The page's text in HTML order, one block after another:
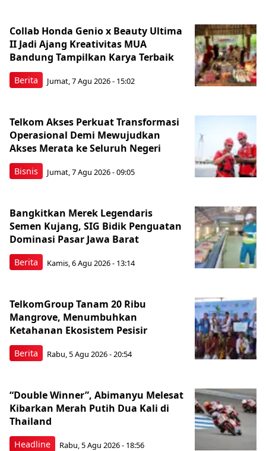
Berita
Collab Honda Genio x Beauty Ultima
II Jadi Ajang Kreativitas MUA
Bandung Tampilkan Karya Terbaik
Jumat, 7 Agu 2026 - 15:02
Bisnis
Telkom Akses Perkuat Transformasi
Operasional Demi Mewujudkan
Akses Merata ke Seluruh Negeri
Jumat, 7 Agu 2026 - 09:05
Berita
Bangkitkan Merek Legendaris
Semen Kujang, SIG Bidik Penguatan
Dominasi Pasar Jawa Barat
Kamis, 6 Agu 2026 - 13:14
Berita
TelkomGroup Tanam 20 Ribu
Mangrove, Menumbuhkan
Ketahanan Ekosistem Pesisir
Rabu, 5 Agu 2026 - 20:54
Headline
“Double Winner”, Abimanyu Melesat
Kibarkan Merah Putih Dua Kali di
Thailand
Rabu, 5 Agu 2026 - 18:56